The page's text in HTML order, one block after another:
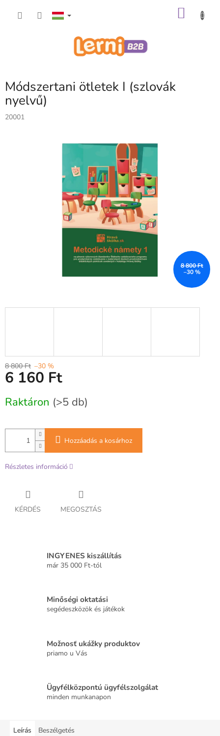
Módszertani ötletek I (szlovák
nyelvű)
20001
8 800 Ft
–30 %
8 800 Ft –30 %
6 160 Ft
Raktáron (>5 db)
Hozzáadás a kosárhoz
Részletes információ
KÉRDÉS MEGOSZTÁS
INGYENES kiszállítás
már 35 000 Ft-tól
Minőségi oktatási
segédeszközök és játékok
Možnosť ukážky produktov
priamo u Vás
Ügyfélközpontú ügyfélszolgálat
minden munkanapon
Leírás Beszélgetés